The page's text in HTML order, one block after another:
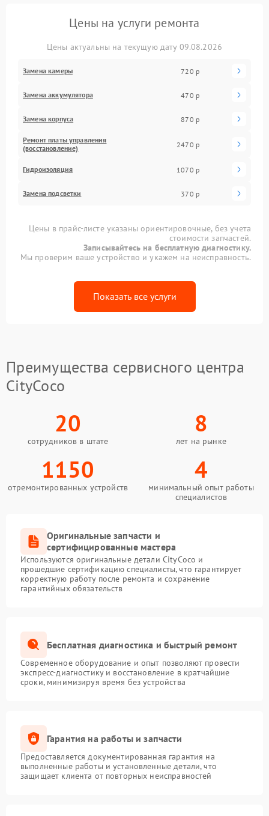
Цены на услуги ремонта
Цены актуальны на текущую дату 09.08.2026
Замена камеры 720 р
Замена аккумулятора 470 р
Замена корпуса 870 р
Ремонт платы управления
(восстановление)
2470 р
Гидроизоляция 1070 р
Замена подсветки 370 р
Цены в прайс-листе указаны ориентировочные, без учета
стоимости запчастей.
Записывайтесь на бесплатную диагностику.
Мы проверим ваше устройство и укажем на неисправность.
Показать все услуги
Преимущества сервисного центра
CityCoco
20
сотрудников в штате
8
лет на рынке
1150
отремонтированных устройств
4
минимальный опыт работы
специалистов
Оригинальные запчасти и
сертифицированные мастера
Используются оригинальные детали CityCoco и
прошедшие сертификацию специалисты, что гарантирует
корректную работу после ремонта и сохранение
гарантийных обязательств
Бесплатная диагностика и быстрый ремонт
Современное оборудование и опыт позволяют провести
экспресс-диагностику и восстановление в кратчайшие
сроки, минимизируя время без устройства
Гарантия на работы и запчасти
Предоставляется документированная гарантия на
выполненные работы и установленные детали, что
защищает клиента от повторных неисправностей